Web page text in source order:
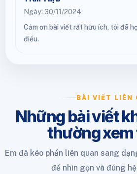
Ngày: 30/11/2024
Cảm ơn bài viết rất hữu ích, tôi đã
điều.
BÀI VIẾT LIÊN
Những bài viết
thường
Em đã kéo phần liên quan sang
để nhìn gọn và đúng